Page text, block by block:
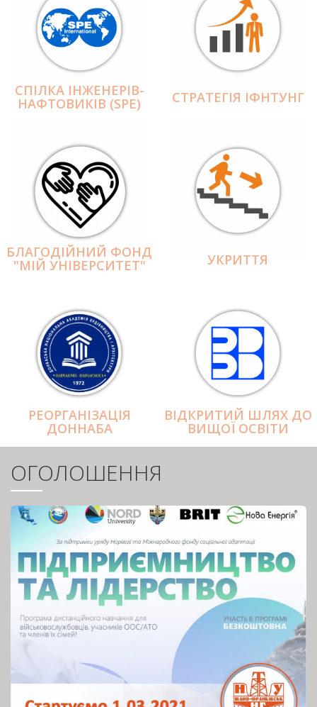
СПІЛКА ІНЖЕНЕРІВ-
НАФТОВИКІВ (SPE) СТРАТЕГІЯ ІФНТУНГ
БЛАГОДІЙНИЙ ФОНД
"МІЙ УНІВЕРСИТЕТ" УКРИТТЯ
РЕОРГАНІЗАЦІЯ
ДОННАБА
ВІДКРИТИЙ ШЛЯХ ДО
ВИЩОЇ ОСВІТИ
ОГОЛОШЕННЯ